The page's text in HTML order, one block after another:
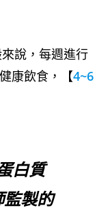
說，每週進行
康飲食，【4~6
白質
製的